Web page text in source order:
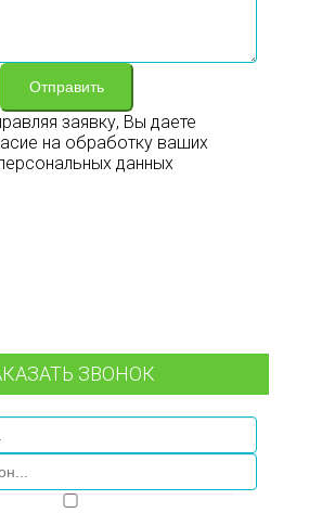
Отправить
заявку, Вы даете
на обработку ваших
данных
ЗВОНОК